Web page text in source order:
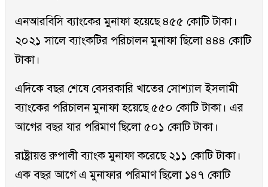
এনআরবিসি ব্যাংকের মুনাফা হয়েছে ৪৫৫ কোটি টাকা।
২০২১ সালে ব্যাংকটির পরিচালন মুনাফা ছিলো ৪৪৪ কোটি
টাকা।
এদিকে বছর শেষে বেসরকারি খাতের সোশ্যাল ইসলামী
ব্যাংকের পরিচালন মুনাফা হয়েছে ৫৫০ কোটি টাকা। এর
আগের বছর যার পরিমাণ ছিলো ৫০১ কোটি টাকা।
রাষ্ট্রায়ত্ত রুপালী ব্যাংক মুনাফা করেছে ২১১ কোটি টাকা।
এক বছর আগে এ মুনাফার পরিমাণ ছিলো ১৪৭ কোটি